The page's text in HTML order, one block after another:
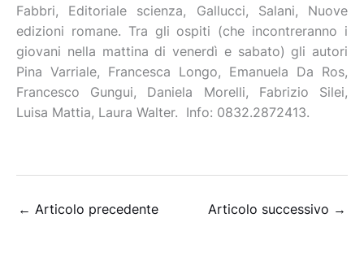
Fabbri, Editoriale scienza, Gallucci, Salani, Nuove
edizioni romane. Tra gli ospiti (che incontreranno i
giovani nella mattina di venerdì e sabato) gli autori
Pina Varriale, Francesca Longo, Emanuela Da Ros,
Francesco Gungui, Daniela Morelli, Fabrizio Silei,
Luisa Mattia, Laura Walter. Info: 0832.2872413.
← Articolo precedente Articolo successivo →